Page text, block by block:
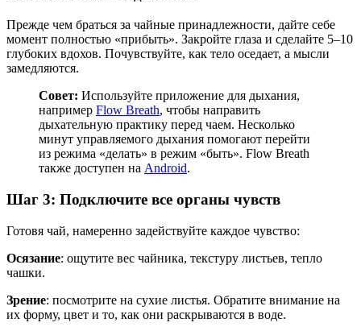
Прежде чем браться за чайные принадлежности, дайте себе
момент полностью «прибыть». Закройте глаза и сделайте 5–10
глубоких вдохов. Почувствуйте, как тело оседает, а мысли
замедляются.
Совет: Используйте приложение для дыхания,
например Flow Breath, чтобы направить
дыхательную практику перед чаем. Несколько
минут управляемого дыхания помогают перейти
из режима «делать» в режим «быть». Flow Breath
также доступен на Android.
Шаг 3: Подключите все органы чувств
Готовя чай, намеренно задействуйте каждое чувство:
Осязание: ощутите вес чайника, текстуру листьев, тепло
чашки.
Зрение: посмотрите на сухие листья. Обратите внимание на
их форму, цвет и то, как они раскрываются в воде.